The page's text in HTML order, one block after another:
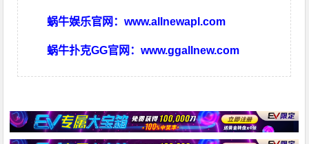
蜗牛娱乐官网：www.allnewapl.com
蜗牛扑克GG官网：www.ggallnew.com